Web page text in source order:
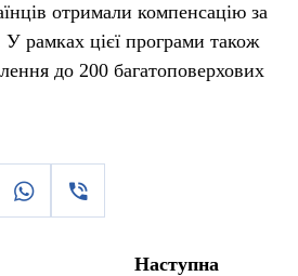
отримали компенсацію за
рамках цієї програми також
до 200 багатоповерхових
Наступна